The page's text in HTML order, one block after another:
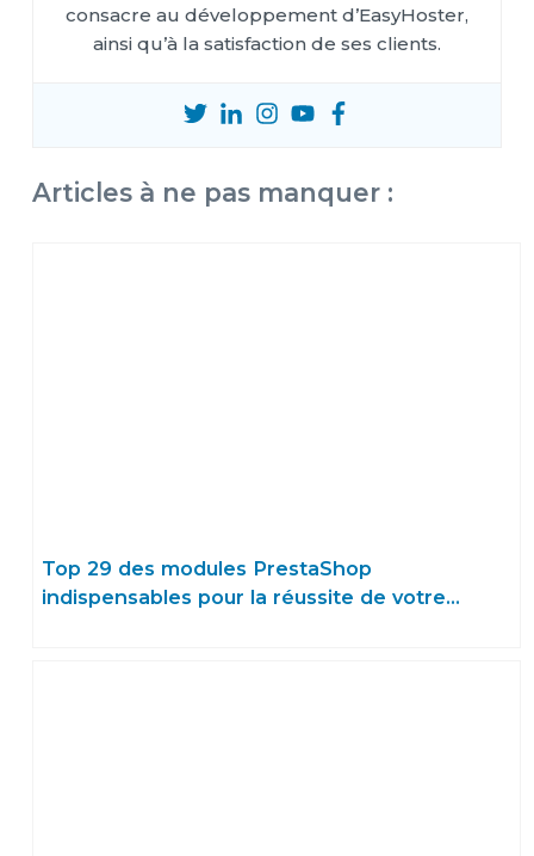
consacre au développement d’EasyHoster,
ainsi qu’à la satisfaction de ses clients.
Articles à ne pas manquer :
Top 29 des modules PrestaShop
indispensables pour la réussite de votre